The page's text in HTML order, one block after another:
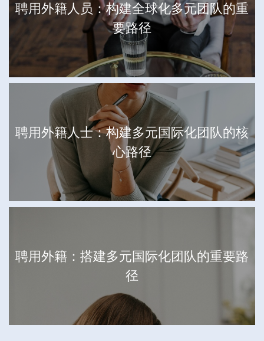
聘用外籍人员：构建全球化多元团队的重
要路径
聘用外籍人士：构建多元国际化团队的核
心路径
聘用外籍：搭建多元国际化团队的重要路
径